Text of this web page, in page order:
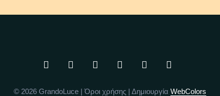
© 2026 GrandoLuce |Όροι χρήσης | Δημιουργία WebColors